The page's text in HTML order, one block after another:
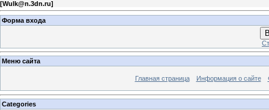
[Wulk@n.3dn.ru]
Форма входа
Меню сайта
Главная страница Информация о сайте
Categories